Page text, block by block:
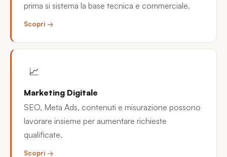
prima si sistema la base tecnica e commerciale.
Scopri →
📈
Marketing Digitale
SEO, Meta Ads, contenuti e misurazione possono
lavorare insieme per aumentare richieste
qualificate.
Scopri →